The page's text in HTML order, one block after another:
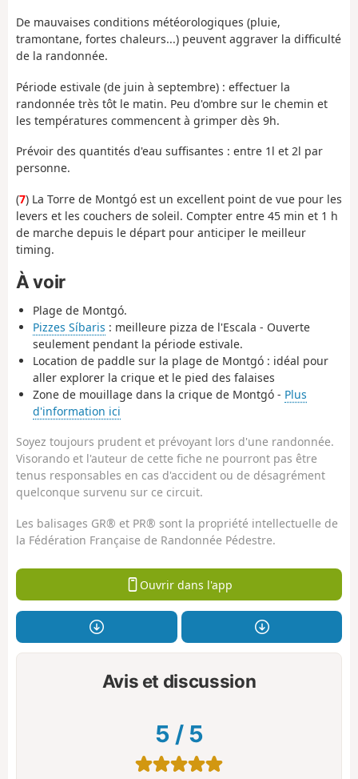
De mauvaises conditions météorologiques (pluie,
tramontane, fortes chaleurs...) peuvent aggraver la difficulté
de la randonnée.
Période estivale (de juin à septembre) : effectuer la
randonnée très tôt le matin. Peu d'ombre sur le chemin et
les températures commencent à grimper dès 9h.
Prévoir des quantités d'eau suffisantes : entre 1l et 2l par
personne.
(7) La Torre de Montgó est un excellent point de vue pour les
levers et les couchers de soleil. Compter entre 45 min et 1 h
de marche depuis le départ pour anticiper le meilleur
timing.
À voir
Plage de Montgó.
Pizzes Síbaris : meilleure pizza de l'Escala - Ouverte
seulement pendant la période estivale.
Location de paddle sur la plage de Montgó : idéal pour
aller explorer la crique et le pied des falaises
Zone de mouillage dans la crique de Montgó - Plus
d'information ici
Soyez toujours prudent et prévoyant lors d'une randonnée.
Visorando et l'auteur de cette fiche ne pourront pas être
tenus responsables en cas d'accident ou de désagrément
quelconque survenu sur ce circuit.
Les balisages GR® et PR® sont la propriété intellectuelle de
la Fédération Française de Randonnée Pédestre.
Ouvrir dans l'app
Avis et discussion
5 / 5